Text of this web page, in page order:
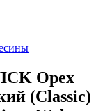
Орех
(Classic)